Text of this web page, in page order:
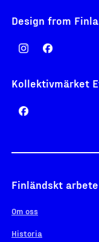
Design from
Kollektivmärket
Finländskt arbete
Om oss
Historia